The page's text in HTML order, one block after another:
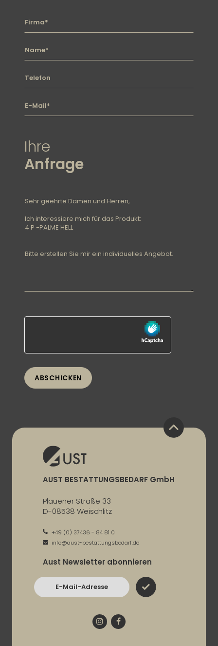
Ihre
Anfrage
AUST BESTATTUNGSBEDARF GmbH
Plauener Straße 33
D-08538 Weischlitz
+49 (0) 37436 - 84 81 0
info@aust-bestattungsbedarf.de
Aust Newsletter abonnieren
E-Mail-Adresse
InstagramFacebook